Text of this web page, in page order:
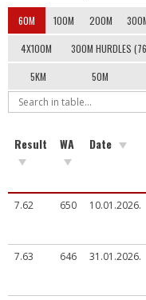
60M 100M 200M
4X100M 300M HURDLES
5KM 50M
Result WA Date
7.62 650 10.01.2026.
7.63 646 31.01.2026.